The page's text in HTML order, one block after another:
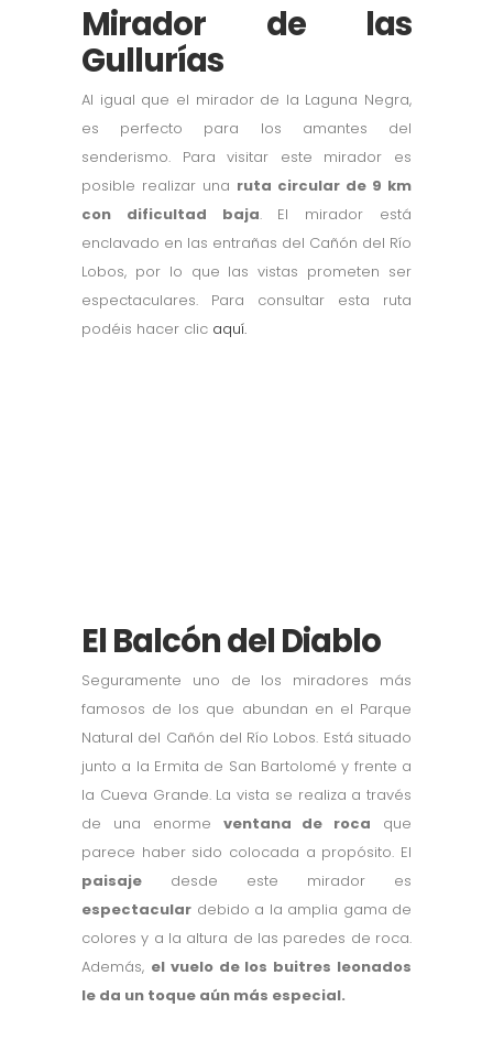
Mirador de las
Gullurías
Al igual que el mirador de la Laguna Negra,
es perfecto para los amantes del
senderismo. Para visitar este mirador es
posible realizar una ruta circular de 9 km
con dificultad baja. El mirador está
enclavado en las entrañas del Cañón del Río
Lobos, por lo que las vistas prometen ser
espectaculares. Para consultar esta ruta
podéis hacer clic aquí.
El Balcón del Diablo
Seguramente uno de los miradores más
famosos de los que abundan en el Parque
Natural del Cañón del Río Lobos. Está situado
junto a la Ermita de San Bartolomé y frente a
la Cueva Grande. La vista se realiza a través
de una enorme ventana de roca que
parece haber sido colocada a propósito. El
paisaje desde este mirador es
espectacular debido a la amplia gama de
colores y a la altura de las paredes de roca.
Además, el vuelo de los buitres leonados
le da un toque aún más especial.